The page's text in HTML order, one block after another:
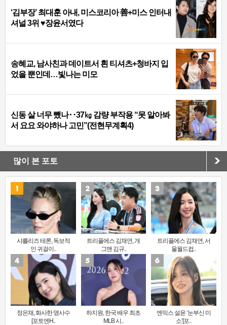
‘김부장’ 최대훈 아내, 미스코리아 善+미스 인터내
셔널 3위 ♥장윤서였다
송혜교, 남사친과 데이트서 흰 티셔츠+청바지 입
었을 뿐인데…빛나는 미모
신동 살 너무 뺐나‥37㎏ 감량 부작용 “못 알아봐
서 요요 와야하나 고민”(전현무계획4)
많이 본 포토
샤를리즈 테론, 독보적
인 귀걸이..
트리플에스 김채연, 개
그맨 김규..
트리플에스 김채연, 서
울월드컵..
정은채, 화사한 명사수
[포토엔H..
하지원, 한국 배우 최초
MLB 시..
엔믹스 설윤 ‘눈부신 미
소’[포..